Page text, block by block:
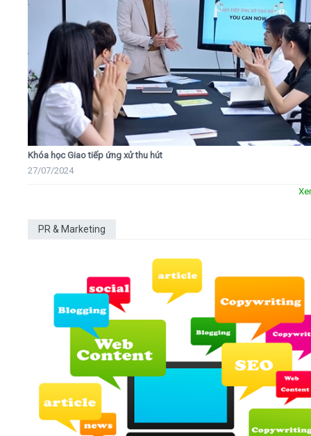
Khóa học Giao tiếp ứng xử thu hút
27/07/2024
PR & Marketing